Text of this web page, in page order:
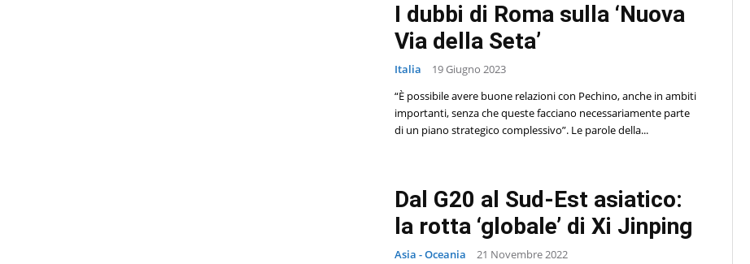
I dubbi di Roma sulla ‘Nuova
Via della Seta’
Italia
19 Giugno 2023
“È possibile avere buone relazioni con Pechino, anche in ambiti
importanti, senza che queste facciano necessariamente parte
di un piano strategico complessivo”. Le parole della...
Dal G20 al Sud-Est asiatico:
la rotta ‘globale’ di Xi Jinping
Asia - Oceania
21 Novembre 2022